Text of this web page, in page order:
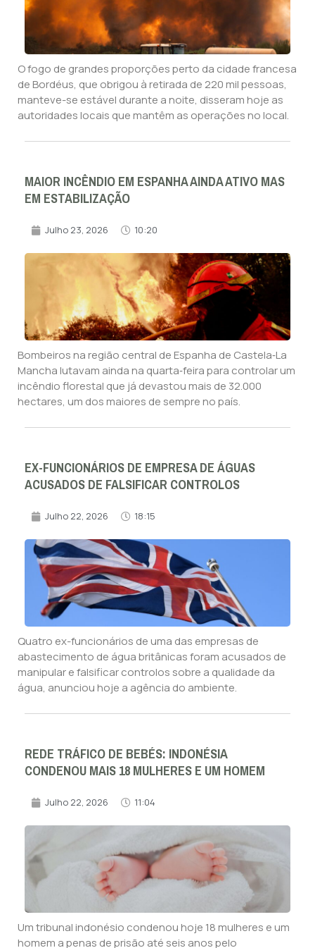
O fogo de grandes proporções perto da cidade francesa
de Bordéus, que obrigou à retirada de 220 mil pessoas,
manteve-se estável durante a noite, disseram hoje as
autoridades locais que mantêm as operações no local.
MAIOR INCÊNDIO EM ESPANHA AINDA ATIVO MAS
EM ESTABILIZAÇÃO
Julho 23, 2026 10:20
Bombeiros na região central de Espanha de Castela‑La
Mancha lutavam ainda na quarta‑feira para controlar um
incêndio florestal que já devastou mais de 32.000
hectares, um dos maiores de sempre no país.
EX-FUNCIONÁRIOS DE EMPRESA DE ÁGUAS
ACUSADOS DE FALSIFICAR CONTROLOS
Julho 22, 2026 18:15
Quatro ex-funcionários de uma das empresas de
abastecimento de água britânicas foram acusados de
manipular e falsificar controlos sobre a qualidade da
água, anunciou hoje a agência do ambiente.
REDE TRÁFICO DE BEBÉS: INDONÉSIA
CONDENOU MAIS 18 MULHERES E UM HOMEM
Julho 22, 2026 11:04
Um tribunal indonésio condenou hoje 18 mulheres e um
homem a penas de prisão até seis anos pelo